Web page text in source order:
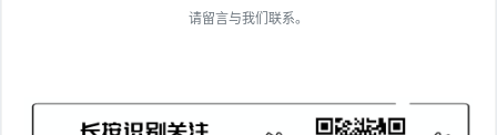
请留言与我们联系。